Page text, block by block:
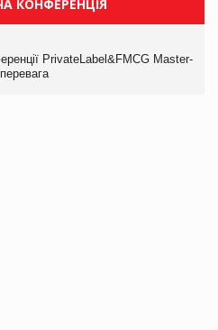
КОНФЕРЕНЦІЯ
PrivateLabel&FMCG Master-